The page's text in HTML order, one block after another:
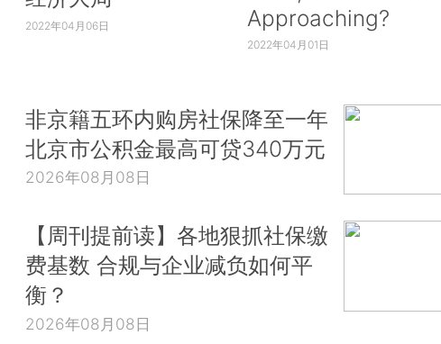
2022年04月06日
Approaching?
2022年04月01日
非京籍五环内购房社保降至一年
北京市公积金最高可贷340万元
2026年08月08日
【周刊提前读】各地狠抓社保缴
费基数 合规与企业减负如何平
衡？
2026年08月08日